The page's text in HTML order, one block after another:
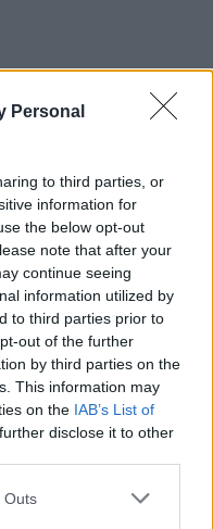
Personal
to third parties, or
information for
the below opt-out
note that after your
continue seeing
information utilized by
to third parties prior to
out of the further
by third parties on the
This information may
on the IAB’s List of
disclose it to other
one or more Google
Outs
Εκρηκτικό κοκτέιλ
με 40άρια και 8
φωτιές, ενισχύονται